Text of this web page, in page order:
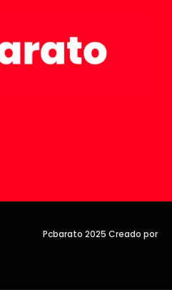
Pcbarato 2025 Creado por